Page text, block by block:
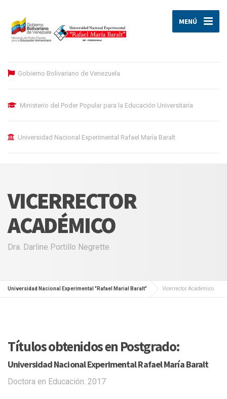
MENÚ
Gobierno Bolivariano de Venezuela
Ministerio del Poder Popular para la Educación Universitaria
Universidad Nacional Experimental Rafael María Baralt
VICERRECTOR
ACADÉMICO
Dra. Darline Portillo Negrette
Universidad Nacional Experimental "Rafael Marial Baralt" Vicerrector Académico
Títulos obtenidos en Postgrado:
Universidad Nacional Experimental Rafael María Baralt
Doctora en Educación. 2017